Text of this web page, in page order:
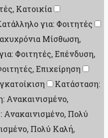
Κατοικία
για: Φοιτητές
Μίσθωση,
Φοιτητές, Επένδυση,
Επιχείρηση
Κατάσταση:
Ανακαινισμένο,
Ανακαινισμένο, Πολύ
Πολύ Καλή,